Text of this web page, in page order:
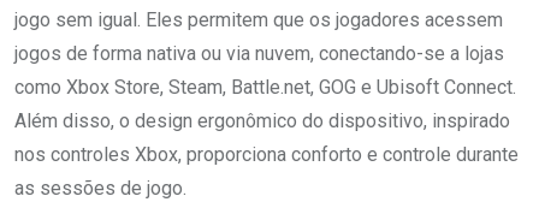
jogo sem igual. Eles permitem que os jogadores acessem
jogos de forma nativa ou via nuvem, conectando-se a lojas
como Xbox Store, Steam, Battle.net, GOG e Ubisoft Connect.
Além disso, o design ergonômico do dispositivo, inspirado
nos controles Xbox, proporciona conforto e controle durante
as sessões de jogo.